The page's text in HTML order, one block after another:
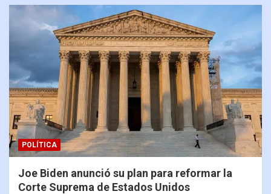
POLÍTICA
Joe Biden anunció su plan para reformar la
Corte Suprema de Estados Unidos